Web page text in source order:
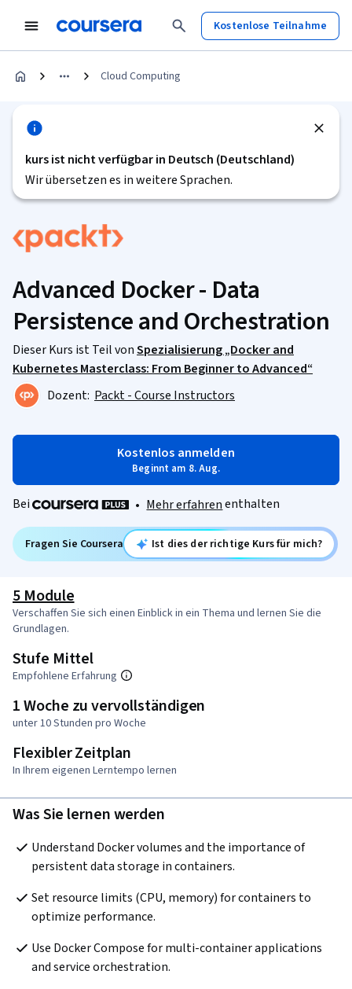
Kostenlose Teilnahme
Cloud Computing
kurs ist nicht verfügbar in Deutsch (Deutschland)
Wir übersetzen es in weitere Sprachen.
Advanced Docker - Data
Persistence and Orchestration
Dieser Kurs ist Teil vonSpezialisierung „Docker and
Kubernetes Masterclass: From Beginner to Advanced“
Dozent: Packt - Course Instructors
Kostenlos anmelden
Beginnt am 8. Aug.
Bei • Mehr erfahrenenthalten
Fragen Sie Coursera Ist dies der richtige Kurs für mich?
5 Module
Verschaffen Sie sich einen Einblick in ein Thema und lernen Sie die
Grundlagen.
Stufe Mittel
Empfohlene Erfahrung
1 Woche zu vervollständigen
unter 10 Stunden pro Woche
Flexibler Zeitplan
In Ihrem eigenen Lerntempo lernen
Was Sie lernen werden
Understand Docker volumes and the importance of
persistent data storage in containers.
Set resource limits (CPU, memory) for containers to
optimize performance.
Use Docker Compose for multi-container applications
and service orchestration.